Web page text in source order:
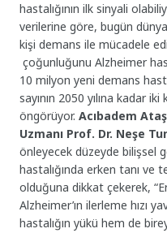
hastalığının ilk sinyali
verilerine göre, bugün
kişi demans ile mücadele
çoğunluğunu Alzheimer
10 milyon yeni demans
sayının 2050 yılına kadar
öngörüyor.Acıbadem
Uzmanı Prof. Dr. Neşe
önleyecek düzeyde bilişsel
hastalığında erken tanı ve
olduğuna dikkat çekerek,
Alzheimer’ın ilerleme hızı
hastalığın yükü hem de